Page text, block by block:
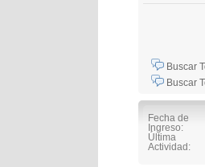
Buscar
Buscar
Fecha de
Ingreso
Última
Actividad